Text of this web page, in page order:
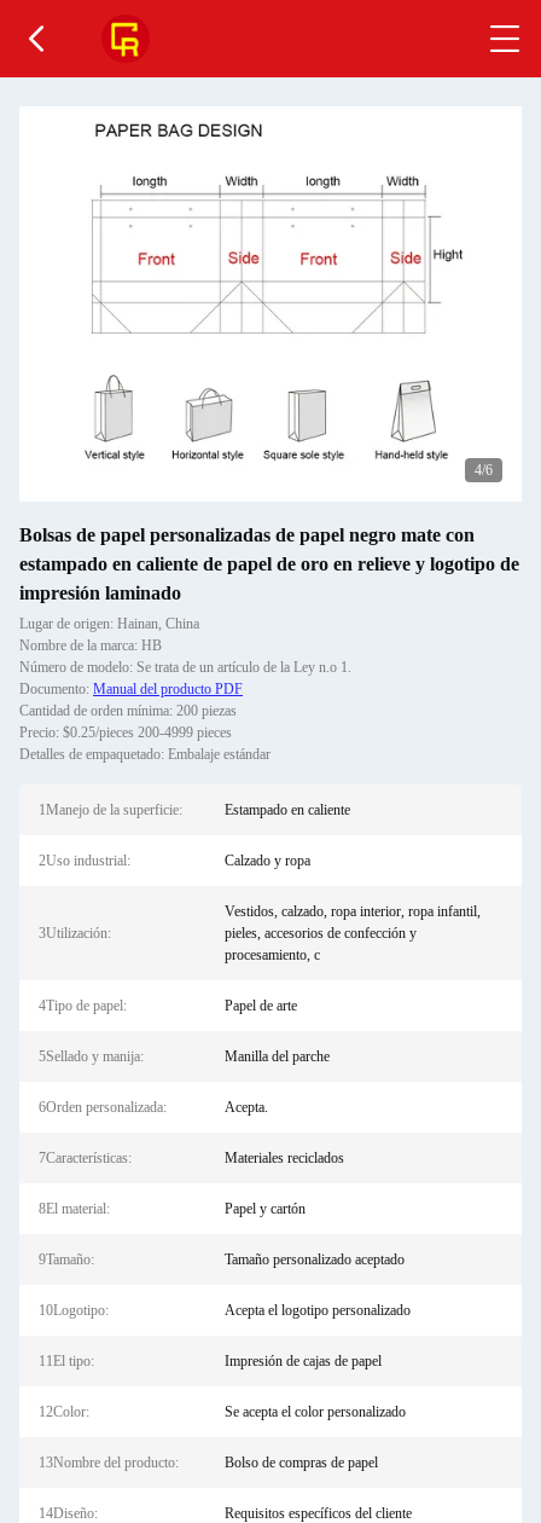
5/6
Bolsas de papel personalizadas de papel negro mate con
estampado en caliente de papel de oro en relieve y logotipo de
impresión laminado
Lugar de origen: Hainan, China
Nombre de la marca: HB
Número de modelo: Se trata de un artículo de la Ley n.o 1.
Documento: Manual del producto PDF
Cantidad de orden mínima: 200 piezas
Precio: $0.25/pieces 200-4999 pieces
Detalles de empaquetado: Embalaje estándar
1Manejo de la superficie: Estampado en caliente
2Uso industrial: Calzado y ropa
3Utilización:
Vestidos, calzado, ropa interior, ropa infantil,
pieles, accesorios de confección y
procesamiento, c
4Tipo de papel: Papel de arte
5Sellado y manija: Manilla del parche
6Orden personalizada: Acepta.
7Características: Materiales reciclados
8El material: Papel y cartón
9Tamaño: Tamaño personalizado aceptado
10Logotipo: Acepta el logotipo personalizado
11El tipo: Impresión de cajas de papel
12Color: Se acepta el color personalizado
13Nombre del producto: Bolso de compras de papel
14Diseño: Requisitos específicos del cliente